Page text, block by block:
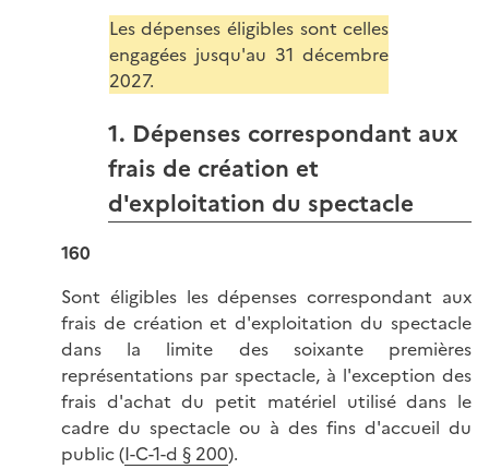
Les dépenses éligibles sont celles
engagées jusqu'au 31 décembre
2027.
1. Dépenses correspondant aux
frais de création et
d'exploitation du spectacle
160
Sont éligibles les dépenses correspondant aux
frais de création et d'exploitation du spectacle
dans la limite des soixante premières
représentations par spectacle, à l'exception des
frais d'achat du petit matériel utilisé dans le
cadre du spectacle ou à des fins d'accueil du
public (I-C-1-d § 200).